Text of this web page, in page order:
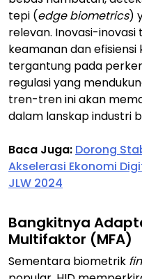
tepi (edge biometrics)
relevan. Inovasi-
keamanan dan
tergantung pada
regulasi yang
tren-tren ini akan
dalam lanskap industri
Baca Juga: Dorong
Akselerasi Ekonomi
JLW 2024
Bangkitnya
Multifaktor (MFA)
Sementara biometrik